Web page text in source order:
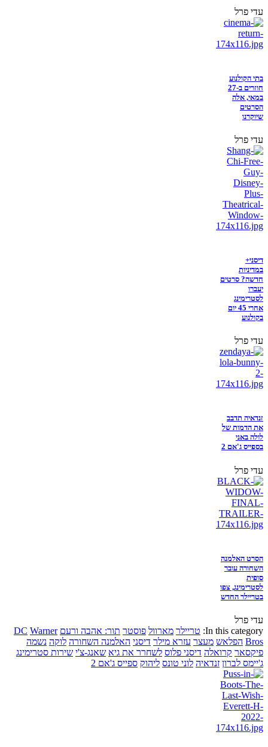
עדי פרל
בתי הקולנוע
חוזרים ב-27
במאי, אלה
הסרטים
שיוקרנו
עדי פרל
דיסני+
במדיניות
חדשה? סרטים
יעברו
לסטרימינג
אחרי 45 יום
בקולנוע
עדי פרל
זנדאיה תדבב
את הדמות של
לולה באני
בספייס ג'אם 2
עדי פרל
הסרט האלמנה
השחורה עובר
סופית
לסטרימינג, צפו
בטריילר החדש
עדי פרל
In this category: טריילר מארוול פוסטר תור: אהבה ורעם DC Warner
Bros הפלאש מעצר עזרא מילר דיסני האלמנה השחורה לוקה נשמה
פיקסאר קרואלה דיסני פלוס לשחרר את גיא שאנג-צ'י שירות סטרימינג
ג'יימס לברון זנדאיה לוני טונס ליהוק ספייס ג'אם 2